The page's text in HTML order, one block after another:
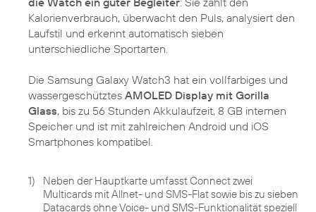
Kalorienverbrauch, überwacht den Puls, analysiert den
Laufstil und erkennt automatisch sieben
unterschiedliche Sportarten.
Die Samsung Galaxy Watch3 hat ein vollfarbiges und
wassergeschütztes AMOLED Display mit Gorilla
Glass, bis zu 56 Stunden Akkulaufzeit, 8 GB internen
Speicher und ist mit zahlreichen Android und iOS
Smartphones kompatibel.
1)
Neben der Hauptkarte umfasst Connect zwei
Multicards mit Allnet- und SMS-Flat sowie bis zu sieben
Datacards ohne Voice- und SMS-Funktionalität speziell